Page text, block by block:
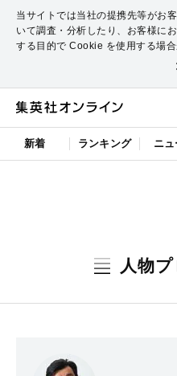
当サイトでは当社の提携先等がお
いて調査・分析したり、お客様に
する目的で Cookie を使用する場合
新着 ランキング ニュ
人物